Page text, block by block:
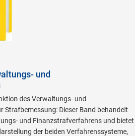
und
des Verwaltungs- und
Strafbemessung: Dieser Band behandelt
und Finanzstrafverfahrens und bietet
der beiden Verfahrenssysteme,